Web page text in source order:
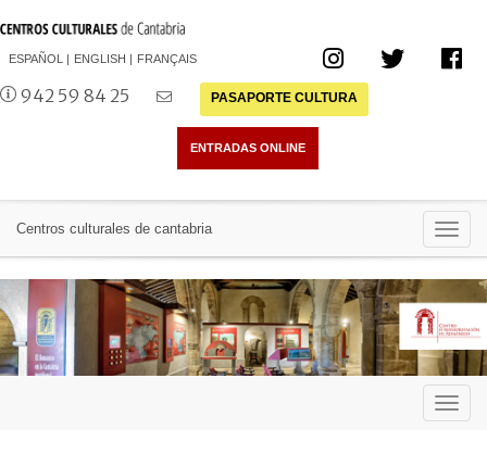
ESPAÑOL ENGLISH FRANÇAIS
942 59 84 25 PASAPORTE CULTURA
Centros culturales de cantabria